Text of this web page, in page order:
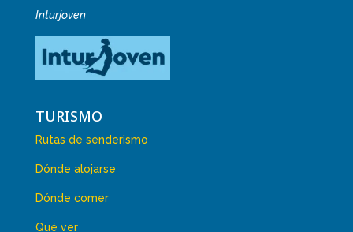
Inturjoven
TURISMO
Rutas de senderismo
Dónde alojarse
Dónde comer
Qué ver